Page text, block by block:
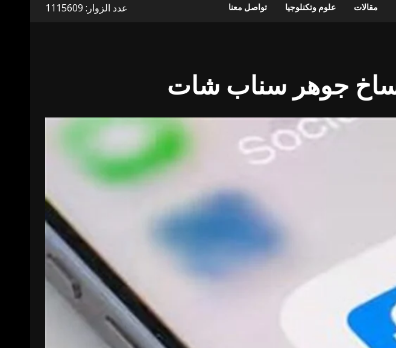
مقالات علوم وتكنلوجيا تواصل معنا عدد الزوار: 1115609